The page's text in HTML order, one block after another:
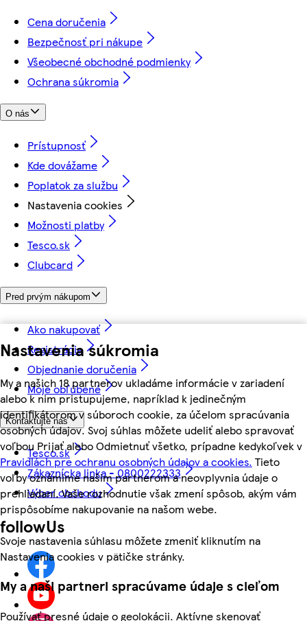
Nastavenia súkromia
My a našich 18 partnerov ukladáme informácie v zariadení
alebo k nim pristupujeme, napríklad k jedinečným
identifikátorom v súboroch cookie, za účelom spracúvania
osobných údajov. Svoj súhlas môžete udeliť alebo spravovať
voľbou Prijať alebo Odmietnuť všetko, prípadne kedykoľvek v
Pravidlách pre ochranu osobných údajov a cookies. Tieto
voľby oznámime našim partnerom a neovplyvnia údaje o
prehliadaní. Vaše rozhodnutie však zmení spôsob, akým vám
prispôsobíme nakupovanie na našom webe.
Svoje nastavenia súhlasu môžete zmeniť kliknutím na
Nastavenia cookies v pätičke stránky.
My a naši partneri spracúvame údaje s cieľom
Používať presné údaje o geolokácii. Aktívne skenovať
Cena doručenia
Bezpečnosť pri nákupe
Všeobecné obchodné podmienky
Ochrana súkromia
O nás
Prístupnosť
Kde dovážame
Poplatok za službu
Nastavenia cookies
Možnosti platby
Tesco.sk
Clubcard
Pred prvým nákupom
Ako nakupovať
Registrácia
Objednanie doručenia
Moje obľúbené
Kontaktujte nás
Tesco.sk
Zákaznícka linka - 0800222333
Výber obchodu
followUs